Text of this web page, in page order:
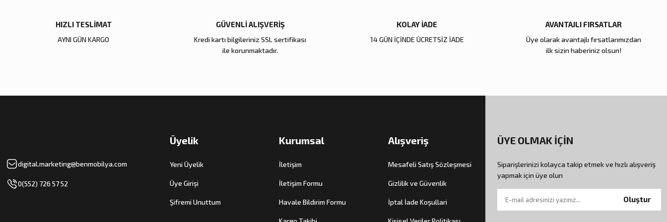
HIZLI TESLİMAT
AYNI GÜN KARGO
GÜVENLİ ALIŞVERİŞ
Kredi kartı bilgileriniz SSL sertifikası
ile korunmaktadır.
KOLAY İADE
14 GÜN İÇİNDE ÜCRETSİZ İADE
AVANTAJLI FIRSATLAR
Üye olarak avantajlı fırsatlarımızdan
ilk sizin haberiniz olsun!
digital.marketing@benmobilya.com
0(552) 726 57 52
Üyelik
Yeni Üyelik
Üye Girişi
Şifremi Unuttum
Kurumsal
İletişim
İletişim Formu
Havale Bildirim Formu
Alışveriş
Mesafeli Satış Sözleşmesi
Gizlilik ve Güvenlik
İptal İade Koşullari
ÜYE OLMAK İÇİN
Siparişlerinizi kolayca takip etmek ve hızlı alışveriş
yapmak için üye olun
Oluştur